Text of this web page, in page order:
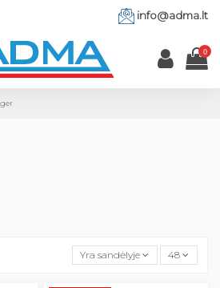
info@adma.lt
0
Yra sandėlyje 48